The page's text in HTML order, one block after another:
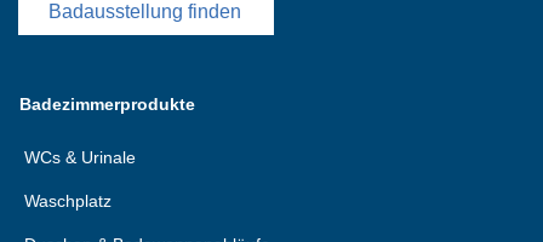
Badausstellung finden
Badezimmerprodukte
WCs & Urinale
Waschplatz